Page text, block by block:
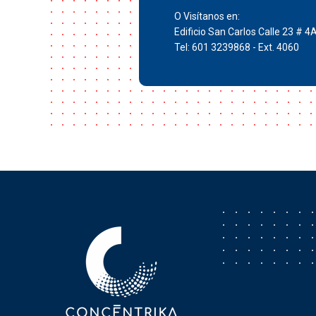
O Visítanos en:
Edificio San Carlos Calle 23 #
Tel: 601 3239868 - Ext. 4060